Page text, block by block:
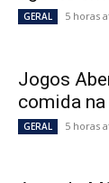
GERAL 5 horas
Jogos
comida
GERAL 5 horas